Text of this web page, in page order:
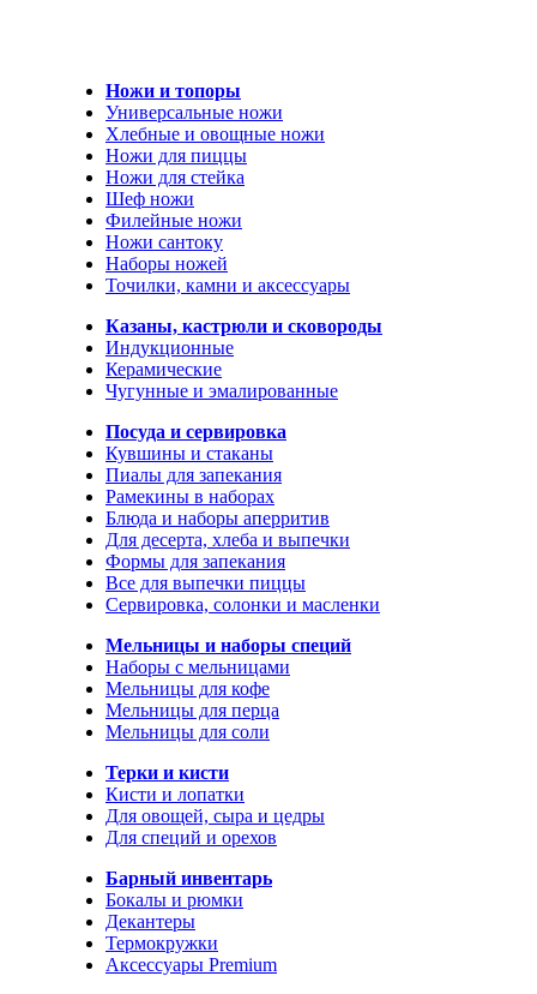
Ножи и топоры
Универсальные ножи
Хлебные и овощные ножи
Ножи для пиццы
Ножи для стейка
Шеф ножи
Филейные ножи
Ножи сантоку
Наборы ножей
Точилки, камни и аксессуары
Казаны, кастрюли и сковороды
Индукционные
Керамические
Чугунные и эмалированные
Посуда и сервировка
Кувшины и стаканы
Пиалы для запекания
Рамекины в наборах
Блюда и наборы аперритив
Для десерта, хлеба и выпечки
Формы для запекания
Все для выпечки пиццы
Сервировка, солонки и масленки
Мельницы и наборы специй
Наборы с мельницами
Мельницы для кофе
Мельницы для перца
Мельницы для соли
Терки и кисти
Кисти и лопатки
Для овощей, сыра и цедры
Для специй и орехов
Барный инвентарь
Бокалы и рюмки
Декантеры
Термокружки
Аксессуары Premium